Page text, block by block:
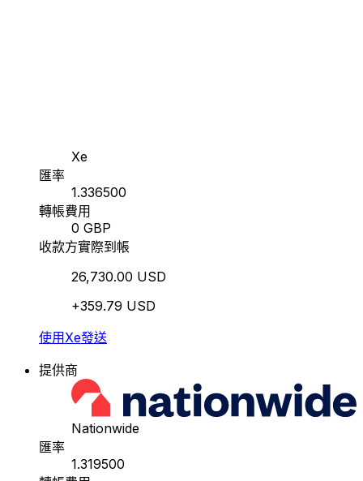
Xe
匯率
1.336500
轉帳費用
0 GBP
收款方實際到帳
26,730.00 USD
+359.79 USD
使用Xe發送
提供商
Nationwide
匯率
1.319500